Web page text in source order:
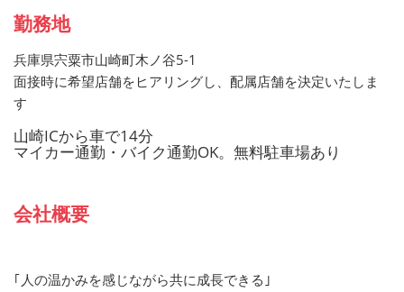
勤務地
兵庫県宍粟市山崎町木ノ谷5-1
面接時に希望店舗をヒアリングし、配属店舗を決定いたしま
す
山崎ICから車で14分
マイカー通勤・バイク通勤OK。無料駐車場あり
会社概要
｢人の温かみを感じながら共に成長できる｣